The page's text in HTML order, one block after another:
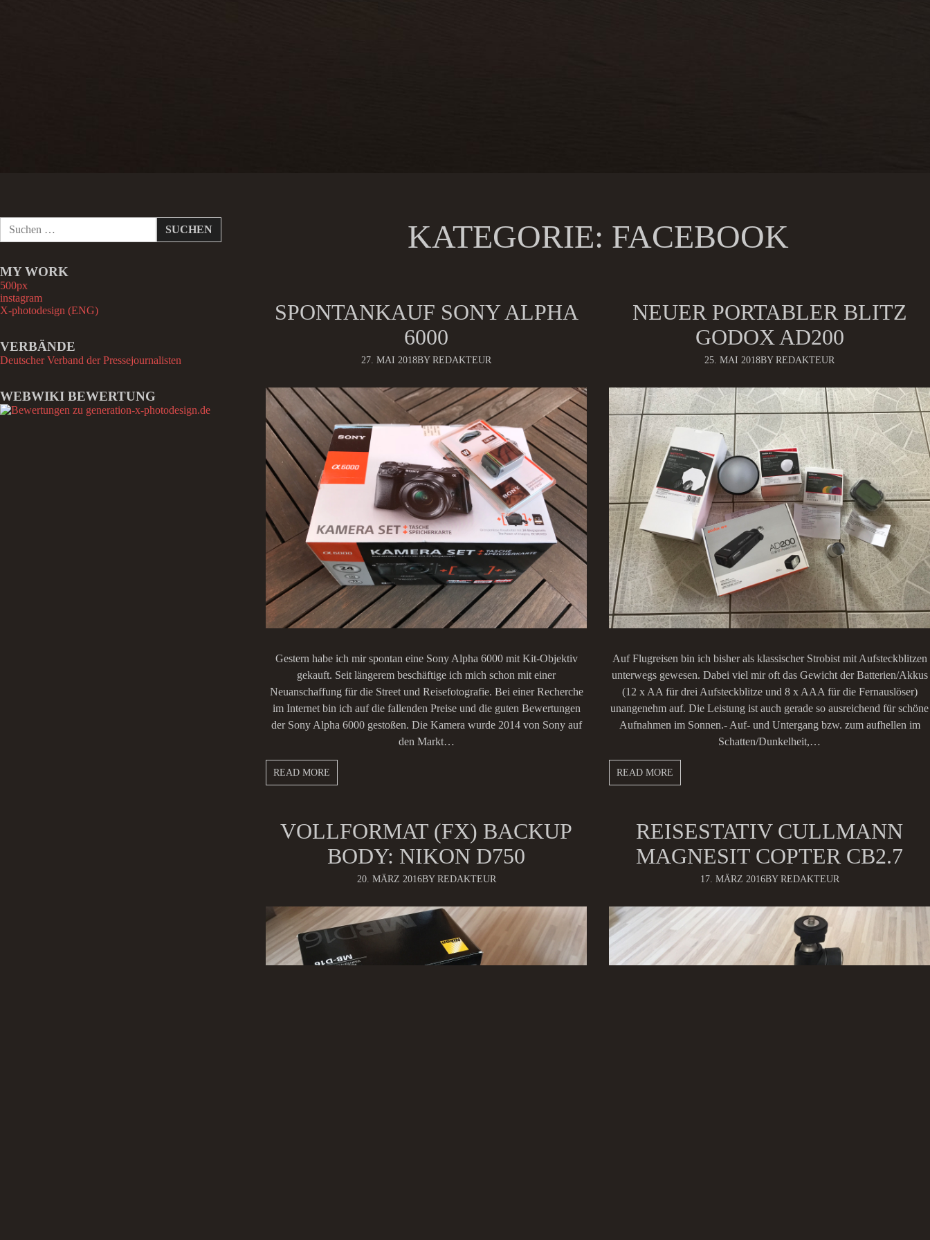
e
n
n
a
:
MY WORK
500px
instagram
X-photodesign (ENG)
VERBÄNDE
Deutscher Verband der Pressejournalisten
WEBWIKI BEWERTUNG
KATEGORIE: FACEBOOK
SPONTANKAUF SONY ALPHA
6000
27. MAI 2018BY REDAKTEUR
Gestern habe ich mir spontan eine Sony Alpha 6000 mit Kit-Objektiv
gekauft. Seit längerem beschäftige ich mich schon mit einer
Neuanschaffung für die Street und Reisefotografie. Bei einer Recherche
im Internet bin ich auf die fallenden Preise und die guten Bewertungen
der Sony Alpha 6000 gestoßen. Die Kamera wurde 2014 von Sony auf
den Markt…
READ MORE
NEUER PORTABLER BLITZ
GODOX AD200
25. MAI 2018BY REDAKTEUR
Auf Flugreisen bin ich bisher als klassischer Strobist mit Aufsteckblitzen
unterwegs gewesen. Dabei viel mir oft das Gewicht der Batterien/Akkus
(12 x AA für drei Aufsteckblitze und 8 x AAA für die Fernauslöser)
unangenehm auf. Die Leistung ist auch gerade so ausreichend für schöne
Aufnahmen im Sonnen.- Auf- und Untergang bzw. zum aufhellen im
Schatten/Dunkelheit,…
READ MORE
VOLLFORMAT (FX) BACKUP
BODY: NIKON D750
20. MÄRZ 2016BY REDAKTEUR
REISESTATIV CULLMANN
MAGNESIT COPTER CB2.7
17. MÄRZ 2016BY REDAKTEUR